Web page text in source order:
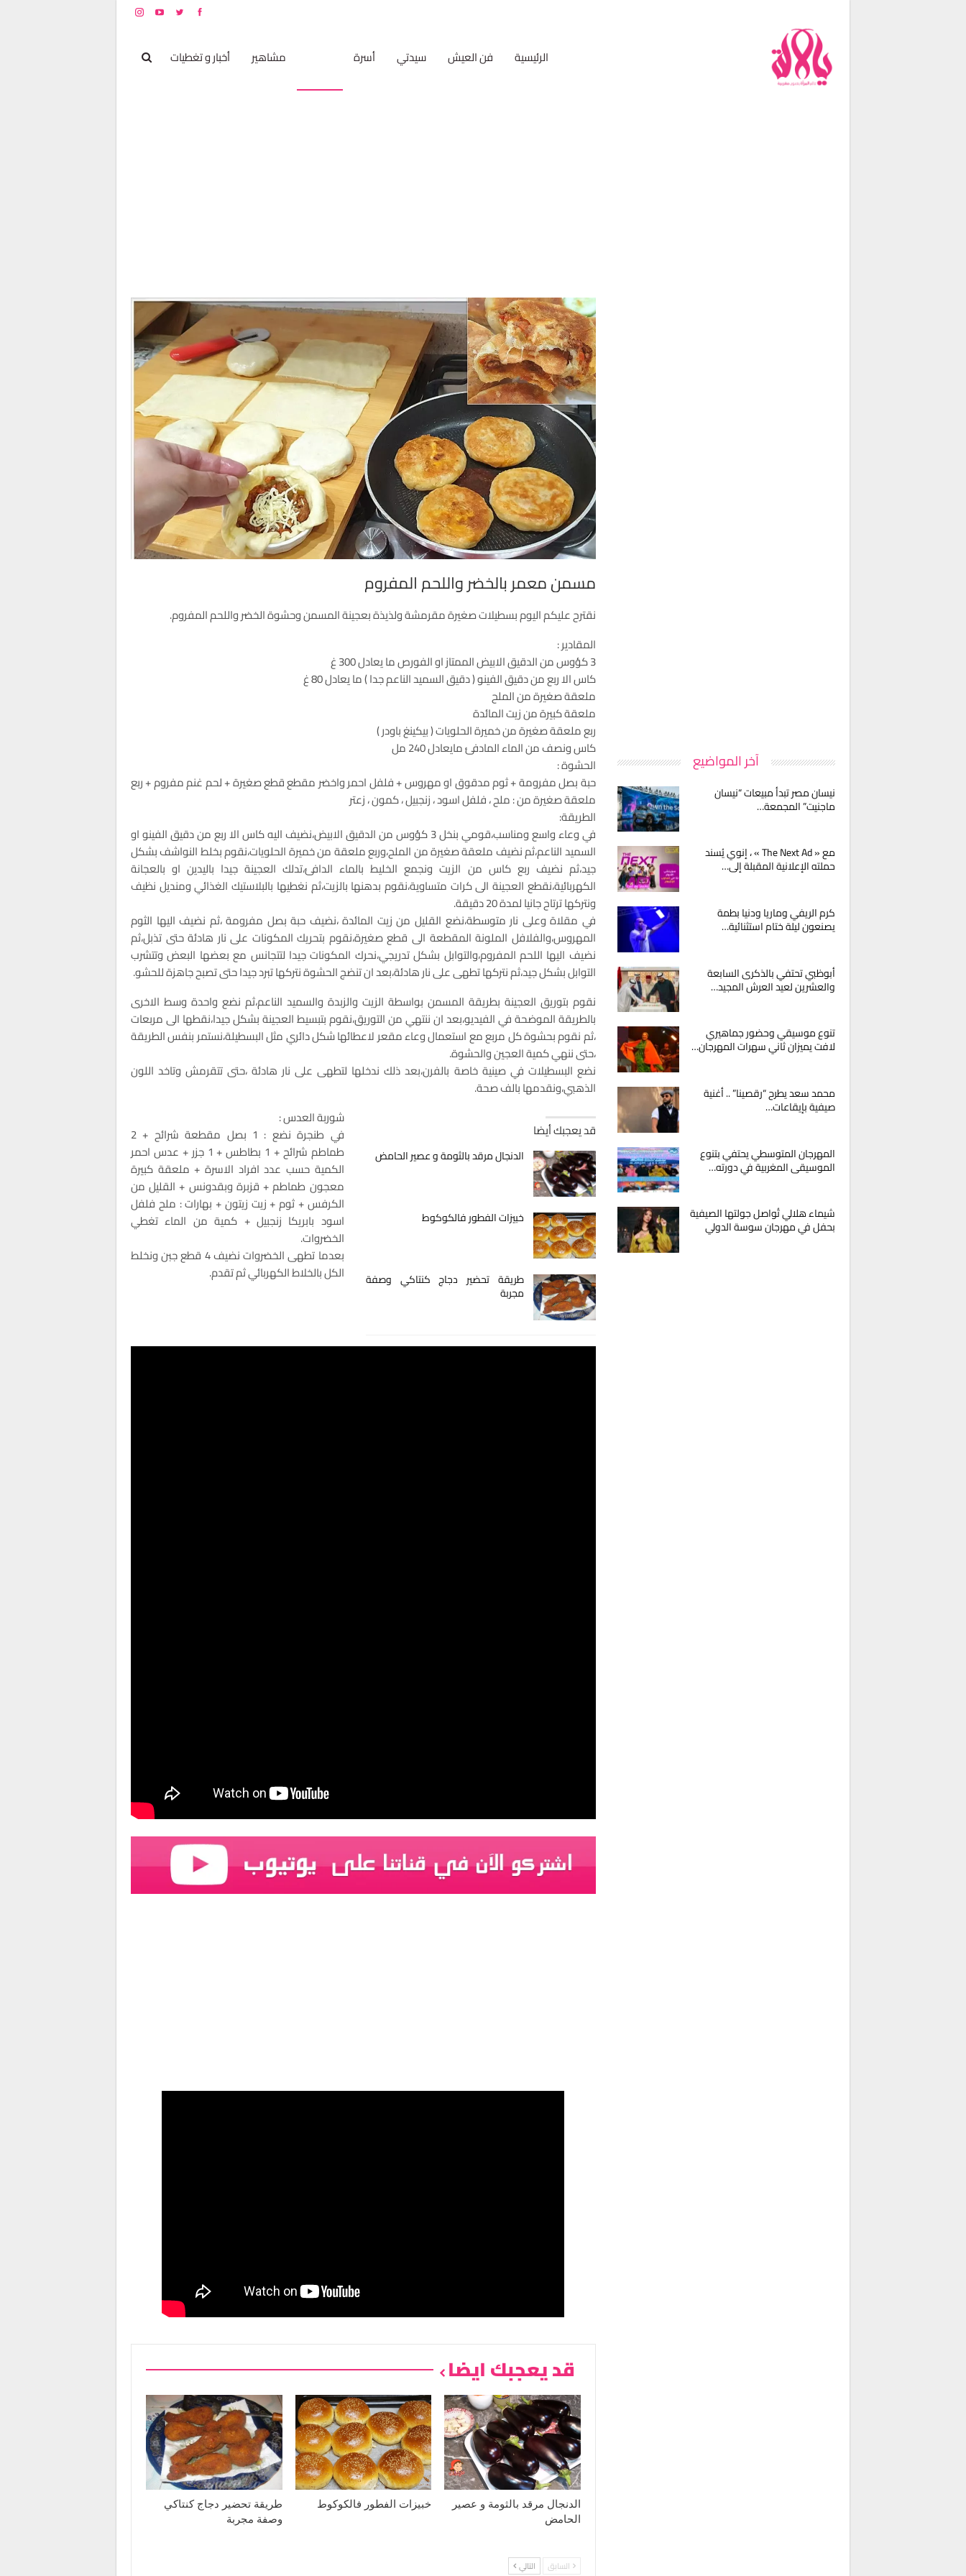
الرئيسية فن العيش سيدتي أسرة مشاهير أخبار و تغطيات
مسمن معمر بالخضر واللحم المفروم
نقترح عليكم اليوم بسطيلات صغيرة مقرمشة ولذيذة بعجينة المسمن وحشوة الخضر واللحم المفروم.
المقادير :
3 كؤوس من الدقيق الابيض الممتاز او الفورص ما يعادل 300 غ
كاس الا ربع من دقيق الفينو ( دقيق السميد الناعم جدا ) ما يعادل 80 غ
ملعقة صغيرة من الملح
ملعقة كبيرة من زيت المائدة
ربع ملعقة صغيرة من خميرة الحلويات ( بيكينغ باودر )
كاس ونصف من الماء المادفئ مايعادل 240 مل
الحشوة :
حبة بصل مفرومة + ثوم مدقوق او مهروس + فلفل احمر واخضر مقطع قطع صغيرة + لحم غنم مفروم + ربع
ملعقة صغيرة من : ملح ، فلفل اسود ، زنجبيل ، كمون ، زعتر
الطريقة:
في وعاء واسع ومناسب،قومي بنخل 3 كؤوس من الدقيق الابيض،نضيف اليه كاس الا ربع من دقيق الفينو او
السميد الناعم،ثم نضيف ملعقة صغيرة من الملح،وربع ملعقة من خميرة الحلويات،نقوم بخلط النواشف بشكل
جيد،ثم نضيف ربع كاس من الزيت ونجمع الخليط بالماء الدافئ،تدلك العجينة جيدا باليدين او بالعجانة
الكهربائية،نقطع العجينة الى كرات متساوية،نقوم بدهنها بالزيت،ثم نغطيها بالبلاستيك الغذائي ومنديل نظيف
ونتركها ترتاح جانيا لمدة 20 دقيقة.
في مقلاة وعلى نار متوسطة،نضع القليل من زيت المائدة ،نضيف حبة بصل مفرومة ،ثم نضيف اليها الثوم
المهروس،والفلافل الملونة المقطعة الى قطع صغيرة،نقوم بتحريك المكونات على نار هادئة حتى تذبل،ثم
نضيف اليها اللحم المفروم،والتوابل بشكل تدريجي،نحرك المكونات جيدا لتتجانس مع بعضها البعض وتتشرب
التوابل بشكل جيد،ثم نتركها تطهى على نار هادئة،بعد ان تنضج الحشوة نتركها تبرد جيدا حتى تصبح جاهزة للحشو.
نقوم بتوريق العجينة بطريقة المسمن بواسطة الزيت والزبدة والسميد الناعم،ثم نضع واحدة وسط الاخرى
بالطريقة الموضحة في الفيديو،بعد ان ننتهي من التوريق،نقوم بتبسيط العجينة بشكل جيدا،نقطها الى مربعات
،ثم نقوم بحشوة كل مربع مع استعمال وعاء مقعر لاعطائها شكل دائري مثل البسطيلة،نستمر بنفس الطريقة
،حتى ننهي كمية العجين والحشوة.
نضع البسطيلات في صينية خاصة بالفرن،بعد ذلك ندخلها لتطهى على نار هادئة ،حتى تتقرمش وتاخد اللون
الذهبي،ونقدمها بالف صحة.
قد يعجبك أيضا
الدنجال مرقد بالثومة و عصير الحامض
خبيزات الفطور فالكوكوط
طريقة تحضير دجاج كنتاكي وصفة
مجربة
شوربة العدس :
في طنجرة نضع : 1 بصل مقطعة شرائح + 2
طماطم شرائح + 1 بطاطس + 1 جزر + عدس احمر
الكمية حسب عدد افراد الاسرة + ملعقة كبيرة
معجون طماطم + قزبرة وبقدونس + القليل من
الكرفس + ثوم + زيت زيتون + بهارات : ملح فلفل
اسود بابريكا زنجبيل + كمية من الماء تغطي
الخضروات.
بعدما تطهى الخضروات نضيف 4 قطع جبن ونخلط
الكل بالخلاط الكهربائي ثم تقدم.
قد يعجبك ايضا
الدنجال مرقد بالثومة و عصير
الحامض
خبيزات الفطور فالكوكوط
طريقة تحضير دجاج كنتاكي
وصفة مجربة
السابق التالي
آخر المواضيع
نيسان مصر تبدأ مبيعات “نيسان
ماجنيت” المجمعة…
مع « The Next Ad » ، إنوي يُسند
حملته الإعلانية المقبلة إلى…
كرم الريفي وماريا ودنيا بطمة
يصنعون ليلة ختام استثنائية…
أبوظبي تحتفي بالذكرى السابعة
والعشرين لعيد العرش المجيد…
تنوع موسيقي وحضور جماهيري
لافت يميزان ثاني سهرات المهرجان…
محمد سعد يطرح “رقصينا” .. أغنية
صيفية بإيقاعات…
المهرجان المتوسطي يحتفي بتنوع
الموسيقى المغربية في دورته…
شيماء هلالي تُواصل جولتها الصيفية
بحفل في مهرجان سوسة الدولي